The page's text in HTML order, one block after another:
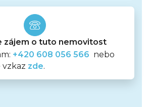
zájem o tuto nemovitost
+420 608 056 566 nebo
zde.